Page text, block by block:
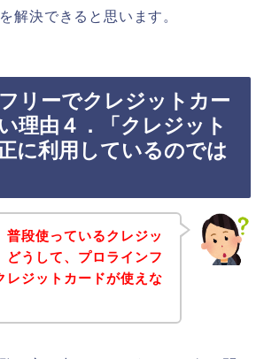
解決できると思います。
リーでクレジットカー
理由４．「クレジット
に利用しているのでは
普段使っているクレジッ
どうして、プロラインフ
レジットカードが使えな